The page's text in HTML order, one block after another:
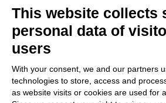
Kimi AI: cos’è, a cosa serve
This website collects
personal data of
users
With your consent, we and our partners
technologies to store, access and
as website visits or cookies are used for